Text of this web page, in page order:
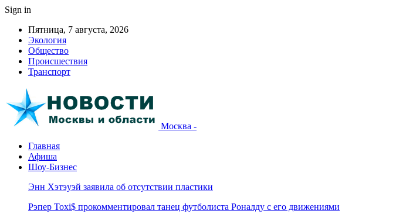
Sign in
Пятница, 7 августа, 2026
Экология
Общество
Происшествия
Транспорт
Москва -
Главная
Афиша
Шоу-Бизнес
Энн Хэтэуэй заявила об отсутствии пластики
Рэпер Toxi$ прокомментировал танец футболиста Роналду с его движениями